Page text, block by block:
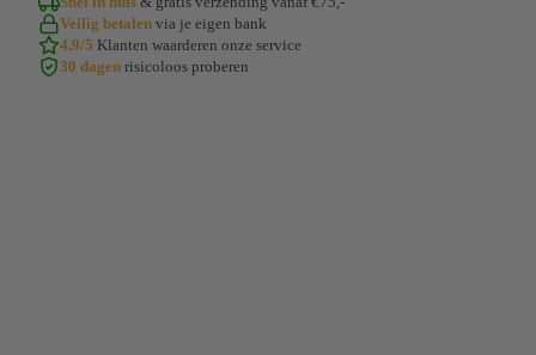
Veilig betalen via je eigen bank
4.9/5 Klanten waarderen onze service
30 dagen risicoloos proberen